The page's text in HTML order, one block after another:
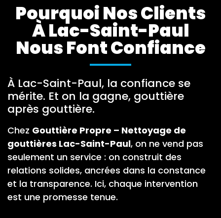
Pourquoi Nos Clients
À Lac-Saint-Paul
Nous Font Confiance
À Lac-Saint-Paul, la confiance se
mérite. Et on la gagne, gouttière
après gouttière.
Chez Gouttière Propre – Nettoyage de
gouttières Lac-Saint-Paul, on ne vend pas
seulement un service : on construit des
relations solides, ancrées dans la constance
et la transparence. Ici, chaque intervention
est une promesse tenue.